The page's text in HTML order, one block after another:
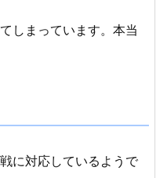
しまっています。本当
に対応しているようで